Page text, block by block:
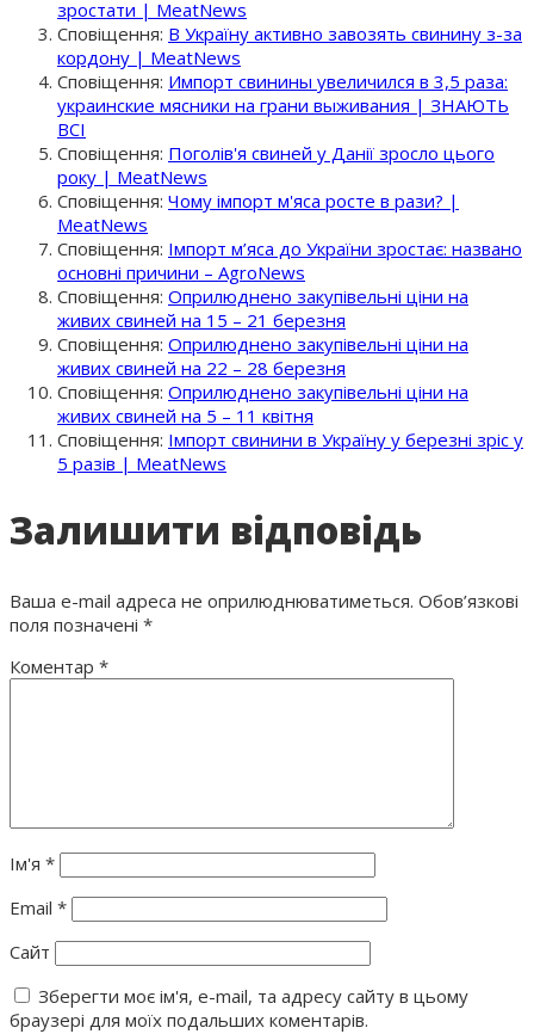
зростати | MeatNews
Сповіщення: В Україну активно завозять свинину з-за
кордону | MeatNews
Сповіщення: Импорт свинины увеличился в 3,5 раза:
украинские мясники на грани выживания | ЗНАЮТЬ
ВСІ
Сповіщення: Поголів'я свиней у Данії зросло цього
року | MeatNews
Сповіщення: Чому імпорт м'яса росте в рази? |
MeatNews
Сповіщення: Імпорт м’яса до України зростає: названо
основні причини – AgroNews
Сповіщення: Оприлюднено закупівельні ціни на
живих свиней на 15 – 21 березня
Сповіщення: Оприлюднено закупівельні ціни на
живих свиней на 22 – 28 березня
Сповіщення: Оприлюднено закупівельні ціни на
живих свиней на 5 – 11 квітня
Сповіщення: Імпорт свинини в Україну у березні зріс у
5 разів | MeatNews
Залишити відповідь
Ваша e-mail адреса не оприлюднюватиметься. Обов’язкові
поля позначені *
Коментар *
Ім'я *
Email *
Сайт
Зберегти моє ім'я, e-mail, та адресу сайту в цьому
браузері для моїх подальших коментарів.